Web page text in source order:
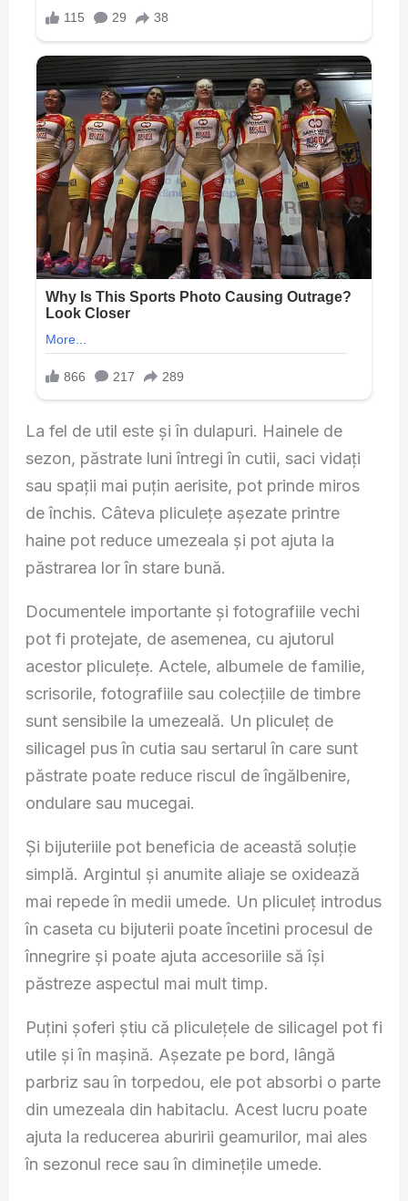
La fel de util este și în dulapuri. Hainele de
sezon, păstrate luni întregi în cutii, saci vidați
sau spații mai puțin aerisite, pot prinde miros
de închis. Câteva pliculețe așezate printre
haine pot reduce umezeala și pot ajuta la
păstrarea lor în stare bună.
Documentele importante și fotografiile vechi
pot fi protejate, de asemenea, cu ajutorul
acestor pliculețe. Actele, albumele de familie,
scrisorile, fotografiile sau colecțiile de timbre
sunt sensibile la umezeală. Un pliculeț de
silicagel pus în cutia sau sertarul în care sunt
păstrate poate reduce riscul de îngălbenire,
ondulare sau mucegai.
Și bijuteriile pot beneficia de această soluție
simplă. Argintul și anumite aliaje se oxidează
mai repede în medii umede. Un pliculeț introdus
în caseta cu bijuterii poate încetini procesul de
înnegrire și poate ajuta accesoriile să își
păstreze aspectul mai mult timp.
Puțini șoferi știu că pliculețele de silicagel pot fi
utile și în mașină. Așezate pe bord, lângă
parbriz sau în torpedou, ele pot absorbi o parte
din umezeala din habitaclu. Acest lucru poate
ajuta la reducerea aburirii geamurilor, mai ales
în sezonul rece sau în diminețile umede.